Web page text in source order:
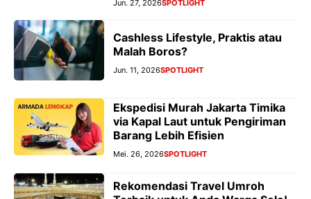
Jun. 27, 2026SPOTLIGHT
Cashless Lifestyle, Praktis atau
Malah Boros?
Jun. 11, 2026SPOTLIGHT
Ekspedisi Murah Jakarta Timika
via Kapal Laut untuk Pengiriman
Barang Lebih Efisien
Mei. 26, 2026SPOTLIGHT
Rekomendasi Travel Umroh